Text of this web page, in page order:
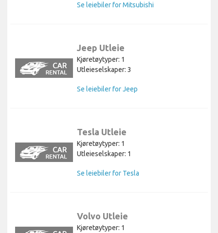
Se leiebiler for Mitsubishi
Jeep Utleie
Kjøretøytyper: 1
Utleieselskaper: 3
Se leiebiler for Jeep
Tesla Utleie
Kjøretøytyper: 1
Utleieselskaper: 1
Se leiebiler for Tesla
Volvo Utleie
Kjøretøytyper: 1